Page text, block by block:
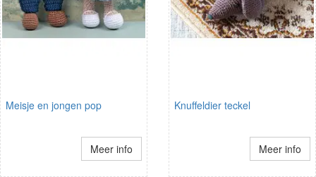
Meisje en jongen pop
Meer info
Knuffeldier teckel
Meer info